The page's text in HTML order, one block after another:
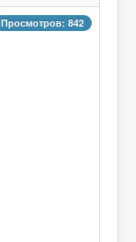
Просмотров: 842